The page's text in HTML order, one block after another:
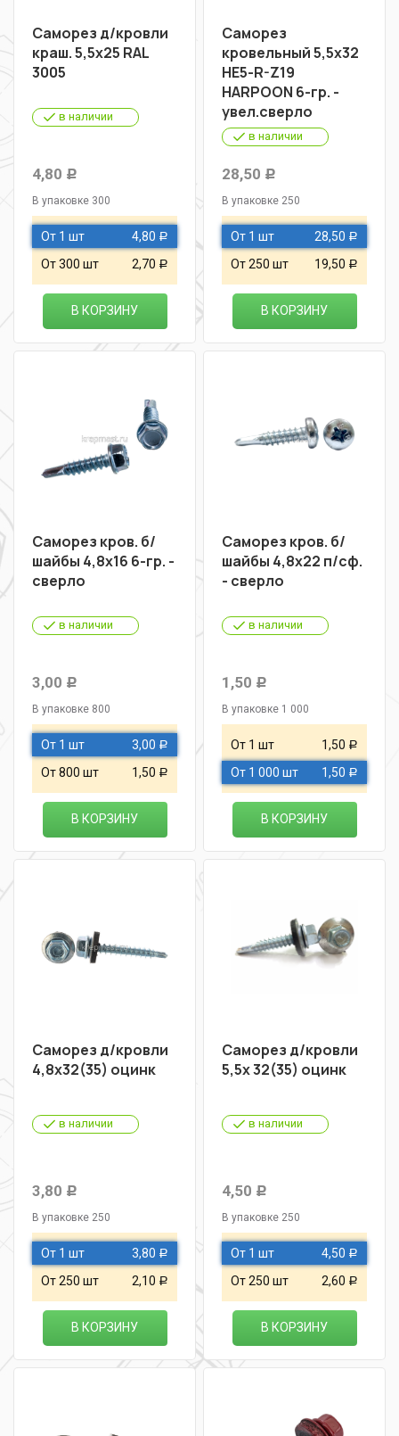
Саморез д/кровли
краш. 5,5х25 RAL
3005
в наличии
4,80 Р
В упаковке 300
От 1 шт 4,80 Р
От 300 шт 2,70 Р
В КОРЗИНУ
Саморез
кровельный 5,5х32
HE5-R-Z19
HARPOON 6-гр. -
увел.сверло
в наличии
28,50 Р
В упаковке 250
От 1 шт 28,50 Р
От 250 шт 19,50 Р
В КОРЗИНУ
Саморез кров. б/
шайбы 4,8х16 6-гр. -
сверло
в наличии
3,00 Р
В упаковке 800
От 1 шт 3,00 Р
От 800 шт 1,50 Р
В КОРЗИНУ
Саморез кров. б/
шайбы 4,8х22 п/сф.
- сверло
в наличии
1,50 Р
В упаковке 1 000
От 1 шт 1,50 Р
От 1 000 шт 1,50 Р
В КОРЗИНУ
Саморез д/кровли
4,8х32(35) оцинк
в наличии
3,80 Р
В упаковке 250
От 1 шт 3,80 Р
От 250 шт 2,10 Р
В КОРЗИНУ
Саморез д/кровли
5,5х 32(35) оцинк
в наличии
4,50 Р
В упаковке 250
От 1 шт 4,50 Р
От 250 шт 2,60 Р
В КОРЗИНУ